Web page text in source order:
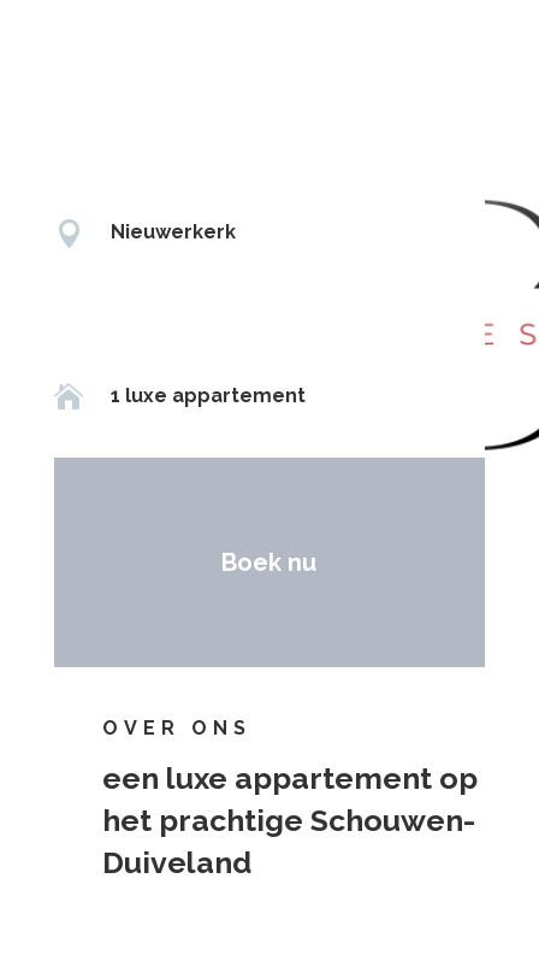
 Nieuwerkerk
 1 luxe appartement
Boek nu
OVER ONS
een luxe appartement op
het prachtige Schouwen-
Duiveland